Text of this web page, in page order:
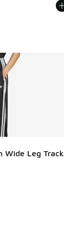
Wide Leg Track